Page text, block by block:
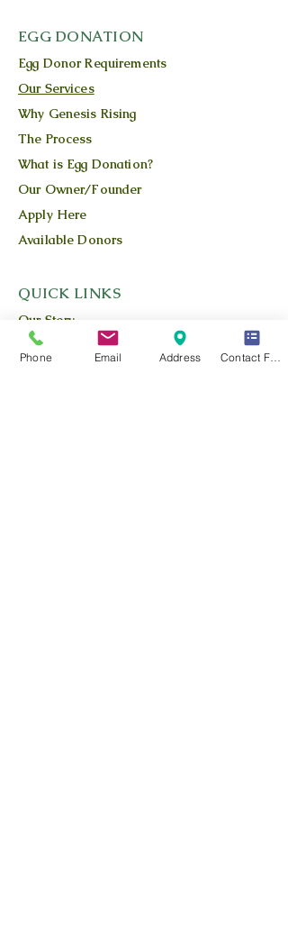
EGG DONATION
Egg Donor Requirements
Our Services
Why Genesis Rising
The Process
What is Egg Donation?
Our Owner/Founder
Apply Here
Available Donors
QUICK LINKS
Our Story
Our Team
Phone Email Address Contact Form